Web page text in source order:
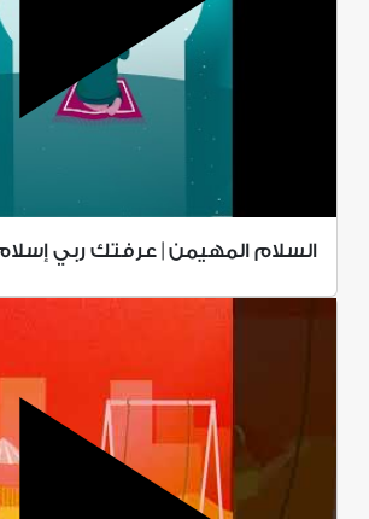
السلام المهيمن | عرفتك ربي